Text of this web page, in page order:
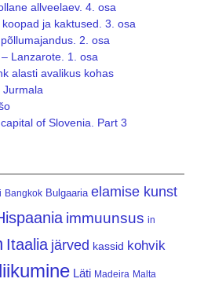
allveelaev. 4. osa
ja kaktused. 3. osa
2. osa
Lanzarote. 1. osa
alasti avalikus kohas
Jurmala
of Slovenia. Part 3
Bangkok Bulgaaria elamise kunst
immuunsus in
Itaalia järved kassid kohvik
liikumine Läti Madeira Malta